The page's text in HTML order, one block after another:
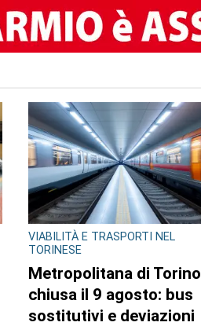
VIABILITÀ E TRASPORTI NEL
TORINESE
Metropolitana di Torino
chiusa il 9 agosto: bus
sostitutivi e deviazioni